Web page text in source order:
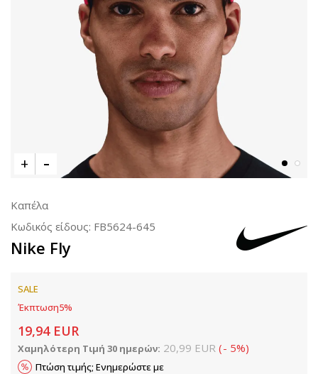
Καπέλα
Κωδικός είδους: FB5624-645
Nike Fly
SALE
Έκπτωση5%
19,94 EUR
Χαμηλότερη Τιμή 30 ημερών: 20,99 EUR (- 5%)
Πτώση τιμής; Ενημερώστε με